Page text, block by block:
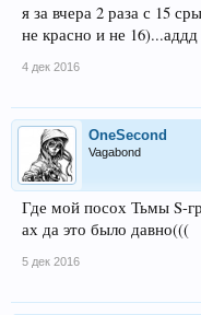
я за вчера 2 раза с 15
не красно и не 16)...аддд
4 дек 2016
OneSecond
Vagabond
Где мой посох Тьмы S-
ах да это было давно(((
5 дек 2016